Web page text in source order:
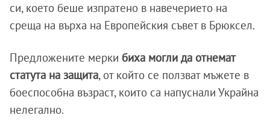
си, което беше изпратено в навечерието на
среща на върха на Европейския съвет в Брюксел.
Предложените мерки биха могли да отнемат
статута на защита, от който се ползват мъжете в
боеспособна възраст, които са напуснали Украйна
нелегално.